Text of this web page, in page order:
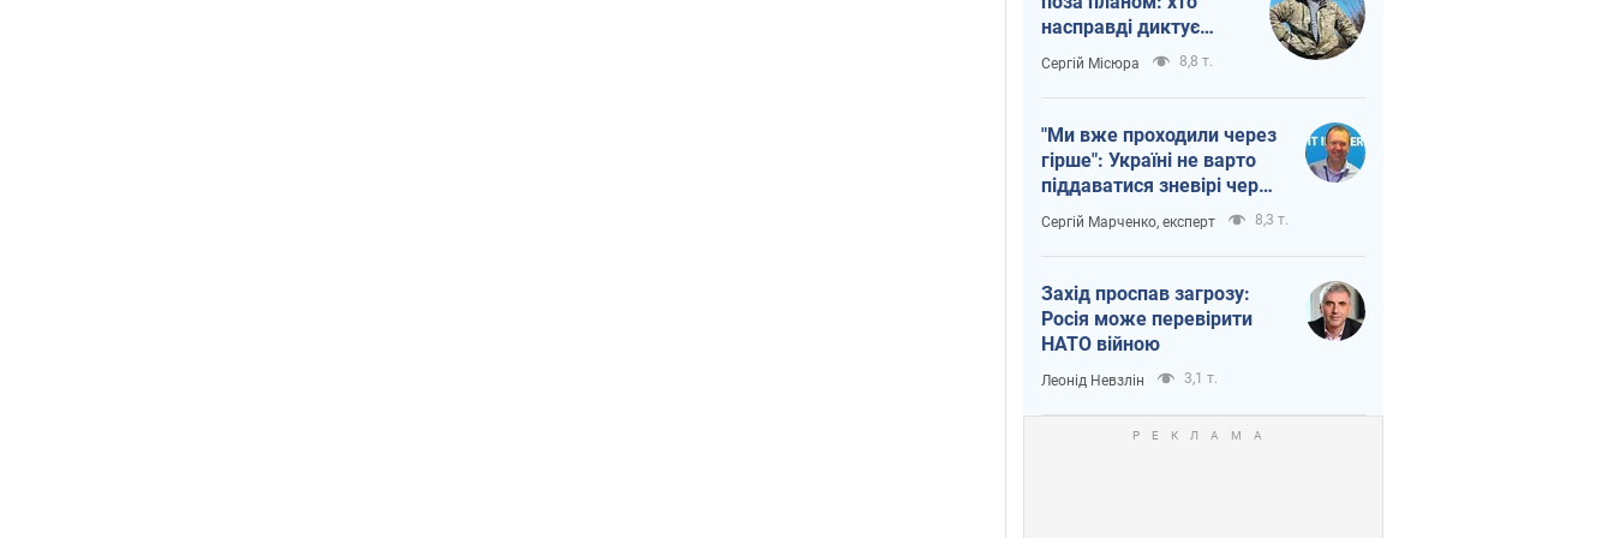
насправді диктує
темп війни
Сергій Місюра 8,8 т.
"Ми вже проходили через
гірше": Україні не варто
піддаватися зневірі через
ракетний терор
Сергій Марченко, експерт 8,3 т.
Захід проспав загрозу:
Росія може перевірити
НАТО війною
Леонід Невзлін 3,1 т.